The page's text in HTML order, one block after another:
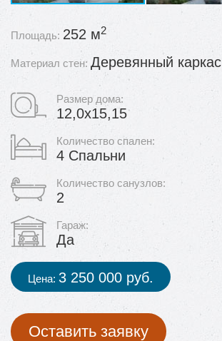
Площадь: 252 м2
Материал стен: Деревянный каркас
Размер дома:
12,0x15,15
Количество спален:
4 Спальни
Количество санузлов:
2
Гараж:
Да
Цена: 3 250 000 руб.
Оставить заявку